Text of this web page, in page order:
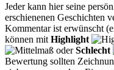
Jeder kann hier seine
erschienenen Geschichten
Kommentar ist erwünscht
können mit Highlight
oderSchlecht
Bewertung sollten